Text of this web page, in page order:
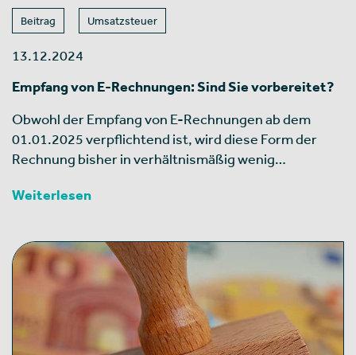
Beitrag Umsatzsteuer
13.12.2024
Empfang von E-Rechnungen: Sind Sie vorbereitet?
Obwohl der Empfang von E-Rechnungen ab dem
01.01.2025 verpflichtend ist, wird diese Form der
Rechnung bisher in verhältnismäßig wenig…
Weiterlesen